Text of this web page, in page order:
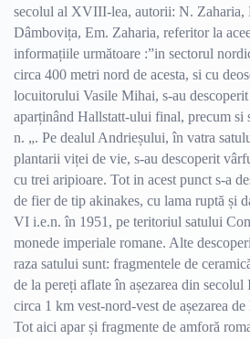
secolul al XVIII-lea, autorii: N. Zaharia,
Dâmbovița, Em. Zaharia, referitor la
informațiile următoare :”in sectorul
circa 400 metri nord de acesta, si cu
locuitorului Vasile Mihai, s-au
aparținând Hallstatt-ului final, precum si
n. „. Pe dealul Andrieșului, în vatra
plantarii viței de vie, s-au descoperit
cu trei aripioare. Tot in acest punct s-a
de fier de tip akinakes, cu lama ruptă și
VI i.e.n. în 1951, pe teritoriul satului
monede imperiale romane. Alte
raza satului sunt: fragmentele de
de la pereți aflate în așezarea din secolul
circa 1 km vest-nord-vest de așezarea
Tot aici apar și fragmente de amforă